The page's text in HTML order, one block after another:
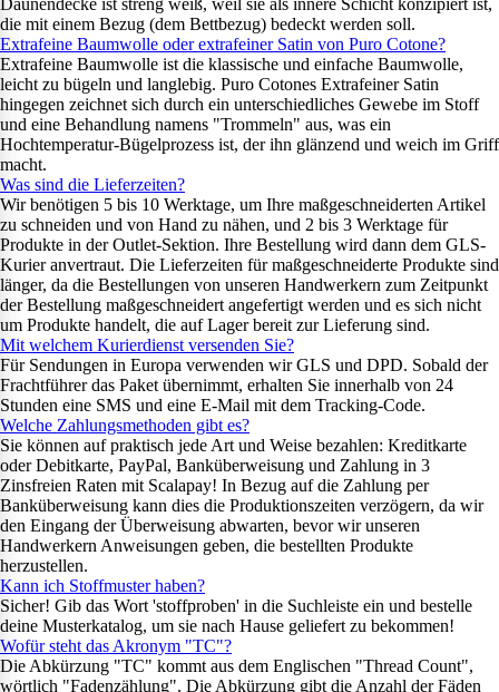
die mit einem Bezug (dem Bettbezug) bedeckt werden soll.
Extrafeine Baumwolle oder extrafeiner Satin von Puro Cotone?
Extrafeine Baumwolle ist die klassische und einfache Baumwolle,
leicht zu bügeln und langlebig. Puro Cotones Extrafeiner Satin
hingegen zeichnet sich durch ein unterschiedliches Gewebe im Stoff
und eine Behandlung namens "Trommeln" aus, was ein
Hochtemperatur-Bügelprozess ist, der ihn glänzend und weich im Griff
macht.
Was sind die Lieferzeiten?
Wir benötigen 5 bis 10 Werktage, um Ihre maßgeschneiderten Artikel
zu schneiden und von Hand zu nähen, und 2 bis 3 Werktage für
Produkte in der Outlet-Sektion. Ihre Bestellung wird dann dem GLS-
Kurier anvertraut. Die Lieferzeiten für maßgeschneiderte Produkte sind
länger, da die Bestellungen von unseren Handwerkern zum Zeitpunkt
der Bestellung maßgeschneidert angefertigt werden und es sich nicht
um Produkte handelt, die auf Lager bereit zur Lieferung sind.
Mit welchem Kurierdienst versenden Sie?
Für Sendungen in Europa verwenden wir GLS und DPD. Sobald der
Frachtführer das Paket übernimmt, erhalten Sie innerhalb von 24
Stunden eine SMS und eine E-Mail mit dem Tracking-Code.
Welche Zahlungsmethoden gibt es?
Sie können auf praktisch jede Art und Weise bezahlen: Kreditkarte
oder Debitkarte, PayPal, Banküberweisung und Zahlung in 3
Zinsfreien Raten mit Scalapay! In Bezug auf die Zahlung per
Banküberweisung kann dies die Produktionszeiten verzögern, da wir
den Eingang der Überweisung abwarten, bevor wir unseren
Handwerkern Anweisungen geben, die bestellten Produkte
herzustellen.
Kann ich Stoffmuster haben?
Sicher! Gib das Wort 'stoffproben' in die Suchleiste ein und bestelle
deine Musterkatalog, um sie nach Hause geliefert zu bekommen!
Wofür steht das Akronym "TC"?
Die Abkürzung "TC" kommt aus dem Englischen "Thread Count",
wörtlich "Fadenzählung". Die Abkürzung gibt die Anzahl der Fäden